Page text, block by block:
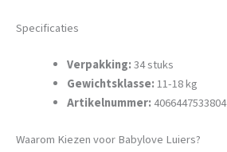
Specificaties
Verpakking:34 stuks
Gewichtsklasse:11-18 kg
Artikelnummer: 4066447533804
Waarom Kiezen voor Babylove Luiers?